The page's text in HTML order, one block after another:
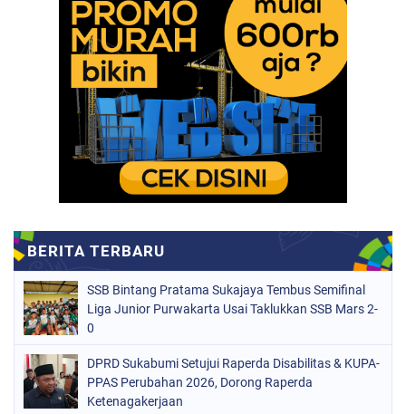
SSB Bintang Pratama Sukajaya Tembus Semifinal
Liga Junior Purwakarta Usai Taklukkan SSB Mars 2-
0
DPRD Sukabumi Setujui Raperda Disabilitas & KUPA-
PPAS Perubahan 2026, Dorong Raperda
Ketenagakerjaan